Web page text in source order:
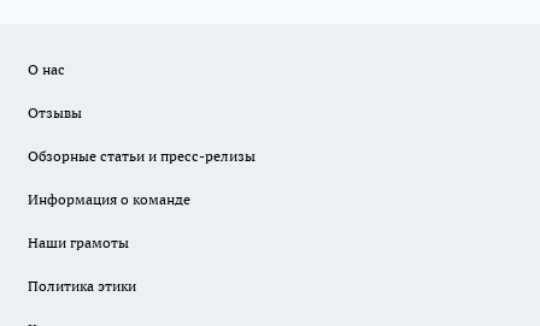
О нас
Отзывы
Обзорные статьи и пресс-релизы
Информация о команде
Наши грамоты
Политика этики